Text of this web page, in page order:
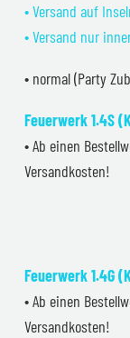
• Versand auf
• Versand nur
• normal (Party
Feuerwerk 1.4S
• Ab einen
Versandkosten!
Feuerwerk 1.4G
• Ab einen
Versandkosten!